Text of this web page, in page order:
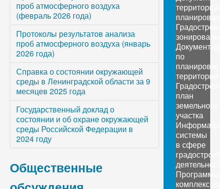
проб атмосферного воздуха
(февраль 2026 года)
Протоколы результатов анализа
проб атмосферного воздуха (январь
2026 года)
Справка о состоянии окружающей
среды в Ленинградской области за 9
месяцев 2025 года
Государственный доклад о
состоянии и об охране окружающей
среды Российской Федерации в
2024 году
Общественные
по
планировке
территории
план
земельного
участка
системы
в сфере
Программы